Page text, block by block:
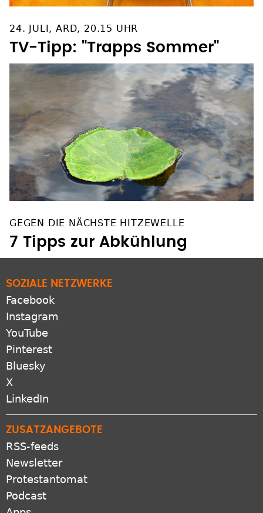
24. JULI, ARD, 20.15 UHR
TV-Tipp: "Trapps Sommer"
GEGEN DIE NÄCHSTE HITZEWELLE
7 Tipps zur Abkühlung
SOZIALE NETZWERKE
Facebook
Instagram
YouTube
Pinterest
Bluesky
X
LinkedIn
ZUSATZANGEBOTE
RSS-feeds
Newsletter
Protestantomat
Podcast